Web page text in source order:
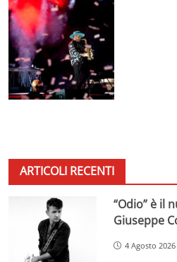
ARTICOLI RECENTI
“Odio” è il
Giuseppe
4 Agosto 2026